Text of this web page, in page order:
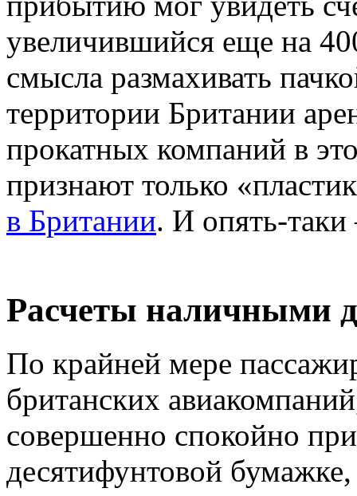
увеличившийся еще на
смысла размахивать
территории Британии
прокатных компаний в
признают только
в Британии. И опять-таки
Расчеты наличными
По крайней мере
британских
совершенно спокойно
десятифунтовой